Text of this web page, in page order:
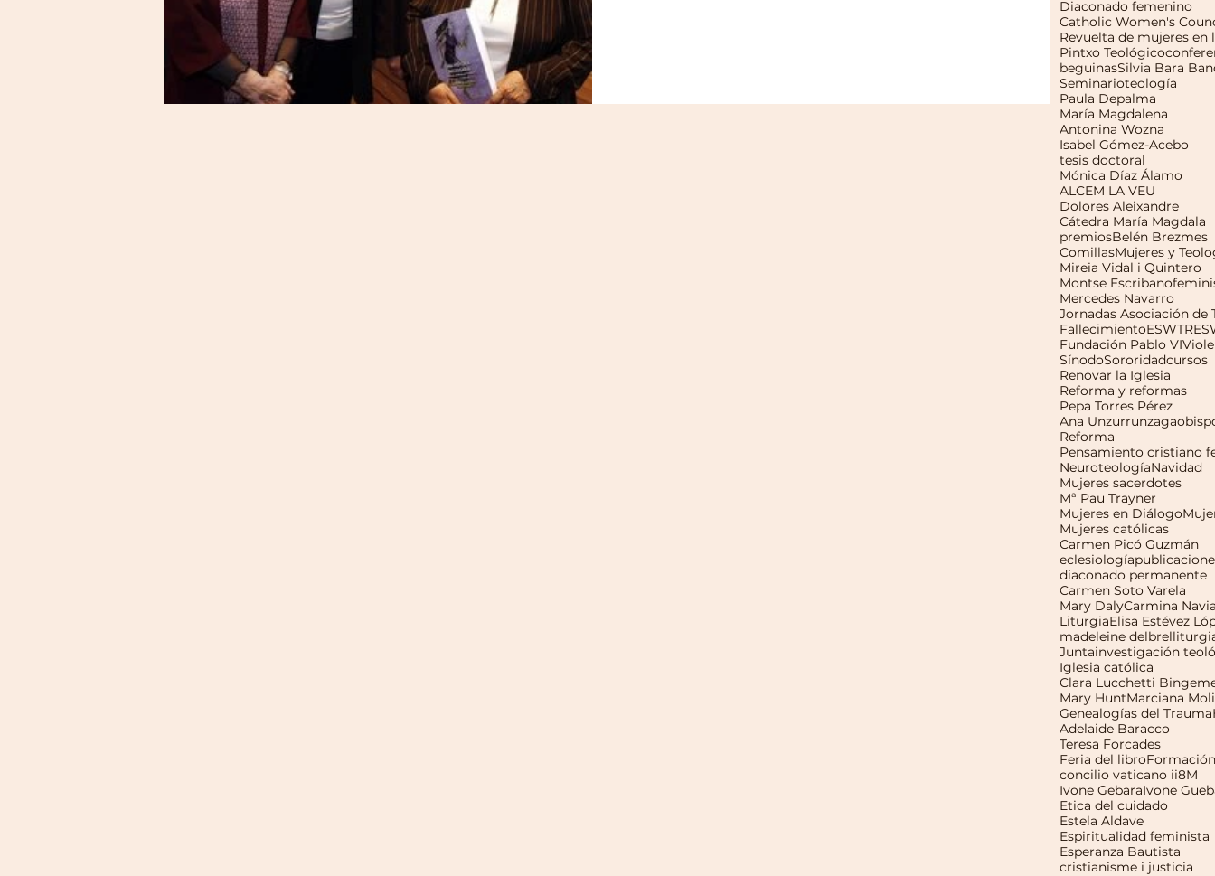
Diaconado femenino
Catholic Women's
Pintxo Teológico
beguinasSilvia Bara
Seminarioteología
Paula Depalma
María Magdalena
Antonina Wozna
Isabel Gómez-Acebo
tesis doctoral
Mónica Díaz Álamo
ALCEM LA VEU
Dolores Aleixandre
Cátedra María Magdala
premiosBelén Brezmes
ComillasMujeres y
Mireia Vidal i Quintero
Montse Escribano
Mercedes Navarro
FallecimientoESWTR
Fundación Pablo VI
SínodoSororidadcursos
Renovar la Iglesia
Reforma y reformas
Pepa Torres Pérez
Ana Unzurrunzaga
Reforma
NeuroteologíaNavidad
Mujeres sacerdotes
Mª Pau Trayner
Mujeres en Diálogo
Mujeres católicas
Carmen Picó Guzmán
eclesiología
diaconado permanente
Carmen Soto Varela
Mary DalyCarmina
LiturgiaElisa Estévez
madeleine delbrel
Juntainvestigación
Iglesia católica
Clara Lucchetti
Mary HuntMarciana
Genealogías del Trauma
Adelaide Baracco
Teresa Forcades
Feria del libroFormación
concilio vaticano ii8M
Ivone GebaraIvone
Etica del cuidado
Estela Aldave
Espiritualidad feminista
Esperanza Bautista
cristianisme i justicia